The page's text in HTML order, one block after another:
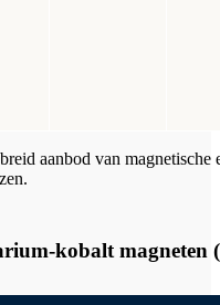
aanbod van magnetische
kobalt magneten